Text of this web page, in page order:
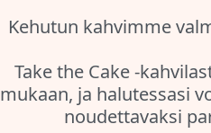
Kehutun kahvimme
Take the Cake -
mukaan, ja halutessasi
noudettavaksi